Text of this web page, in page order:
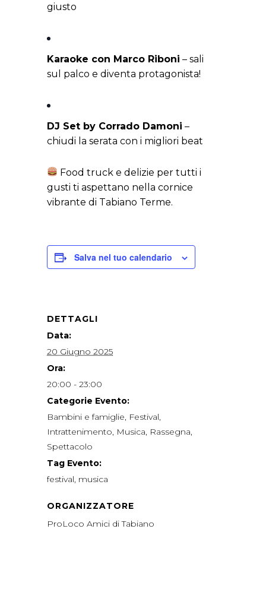
giusto
Karaoke con Marco Riboni – sali
sul palco e diventa protagonista!
DJ Set by Corrado Damoni –
chiudi la serata con i migliori beat
Food truck e delizie per tutti i
gusti ti aspettano nella cornice
vibrante di Tabiano Terme.
Salva nel tuo calendario
DETTAGLI
Data:
20 Giugno 2025
Ora:
20:00 - 23:00
Categorie Evento:
Bambini e famiglie, Festival,
Intrattenimento, Musica, Rassegna,
Spettacolo
Tag Evento:
festival, musica
ORGANIZZATORE
ProLoco Amici di Tabiano